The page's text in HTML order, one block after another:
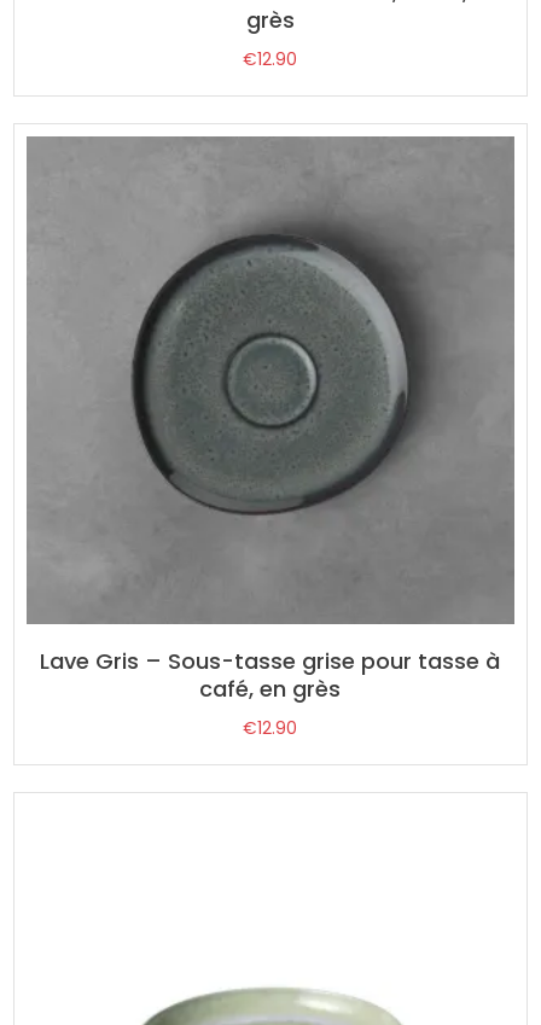
grès
€12.90
Lave Gris – Sous-tasse grise pour tasse à
café, en grès
€12.90